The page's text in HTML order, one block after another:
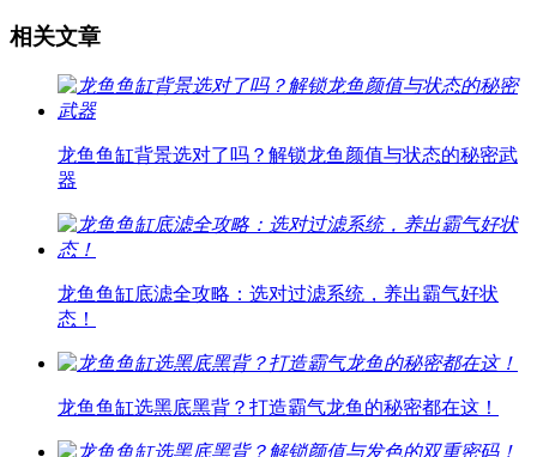
相关文章
龙鱼鱼缸背景选对了吗？解锁龙鱼颜值与状态的秘密武
器
龙鱼鱼缸底滤全攻略：选对过滤系统，养出霸气好状
态！
龙鱼鱼缸选黑底黑背？打造霸气龙鱼的秘密都在这！